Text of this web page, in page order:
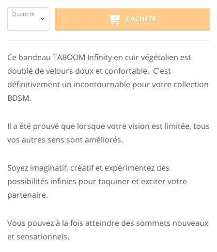
Quantité
J'ACHÈTE
Ce bandeau TABOOM Infinity en cuir végétalien est
doublé de velours doux et confortable. C'est
définitivement un incontournable pour votre collection
BDSM.
Il a été prouvé que lorsque votre vision est limitée, tous
vos autres sens sont améliorés.
Soyez imaginatif, créatif et expérimentez des
possibilités infinies pour taquiner et exciter votre
partenaire.
Vous pouvez à la fois atteindre des sommets nouveaux
et sensationnels.